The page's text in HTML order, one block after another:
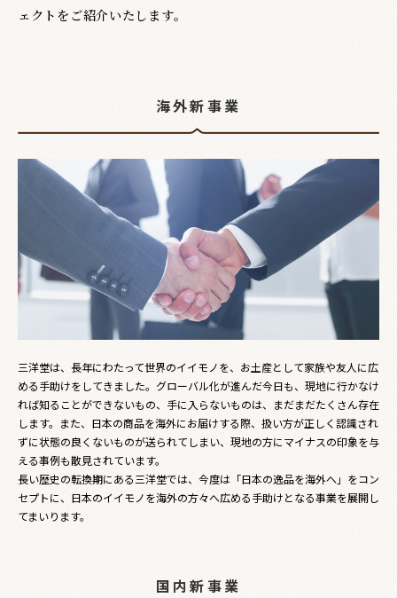
ェクトをご紹介いたします。
海外新事業
三洋堂は、長年にわたって世界のイイモノを、お土産として家族や友人に広
める手助けをしてきました。グローバル化が進んだ今日も、現地に行かなけ
れば知ることができないもの、手に入らないものは、まだまだたくさん存在
します。また、日本の商品を海外にお届けする際、扱い方が正しく認識され
ずに状態の良くないものが送られてしまい、現地の方にマイナスの印象を与
える事例も散見されています。
長い歴史の転換期にある三洋堂では、今度は「日本の逸品を海外へ」をコン
セプトに、日本のイイモノを海外の方々へ広める手助けとなる事業を展開し
てまいります。
国内新事業